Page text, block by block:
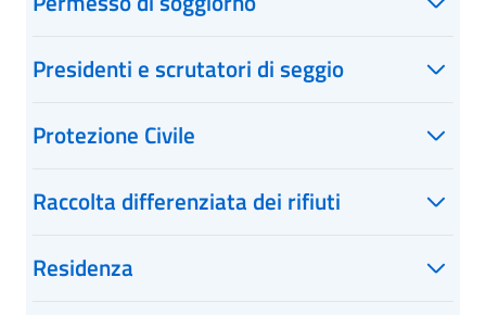
Presidenti e scrutatori di seggio
Protezione Civile
Raccolta differenziata dei rifiuti
Residenza